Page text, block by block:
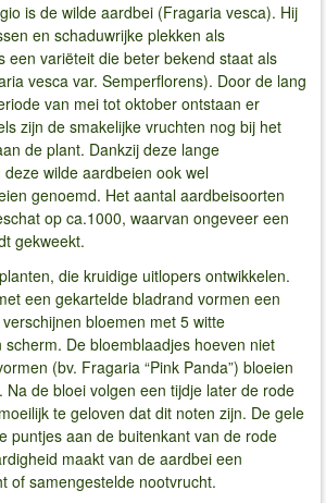
is de wilde aardbei (Fragaria vesca). Hij
en schaduwrijke plekken als
een variëteit die beter bekend staat als
vesca var. Semperflorens). Door de lang
van mei tot oktober ontstaan er
zijn de smakelijke vruchten nog bij het
de plant. Dankzij deze lange
wilde aardbeien ook wel
genoemd. Het aantal aardbeisoorten
op ca.1000, waarvan ongeveer een
gekweekt.
die kruidige uitlopers ontwikkelen.
een gekartelde bladrand vormen een
bloemen met 5 witte
De bloemblaadjes hoeven niet
(bv. Fragaria “Pink Panda”) bloeien
de bloei volgen een tijdje later de rode
te geloven dat dit noten zijn. De gele
puntjes aan de buitenkant van de rode
maakt van de aardbei een
of samengestelde nootvrucht.